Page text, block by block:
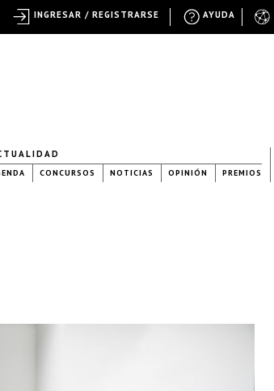
CONCURSOS NOTICIAS OPINIÓN PREMIOS
AYUDA
INGRESAR / REGISTRARSE